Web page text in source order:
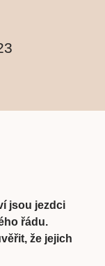
jsou jezdci
řádu.
že jejich